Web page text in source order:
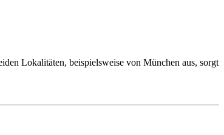
Lokalitäten, beispielsweise von München aus, sorgt